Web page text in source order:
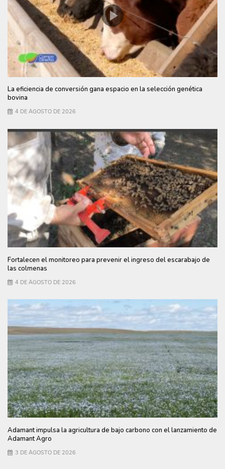
La eficiencia de conversión gana espacio en la selección genética
bovina
4 DE AGOSTO DE 2026
Fortalecen el monitoreo para prevenir el ingreso del escarabajo de
las colmenas
4 DE AGOSTO DE 2026
Adamant impulsa la agricultura de bajo carbono con el lanzamiento de
Adamant Agro
3 DE AGOSTO DE 2026